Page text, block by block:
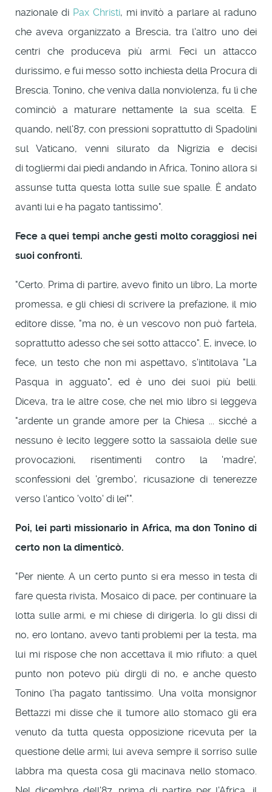
nazionale di Pax Christi, mi invitò a parlare al raduno
che aveva organizzato a Brescia, tra l'altro uno dei
centri che produceva più armi. Feci un attacco
durissimo, e fui messo sotto inchiesta della Procura di
Brescia. Tonino, che veniva dalla nonviolenza, fu lì che
cominciò a maturare nettamente la sua scelta. E
quando, nell'87, con pressioni soprattutto di Spadolini
sul Vaticano, venni silurato da Nigrizia e decisi
di togliermi dai piedi andando in Africa, Tonino allora si
assunse tutta questa lotta sulle sue spalle. È andato
avanti lui e ha pagato tantissimo".
Fece a quei tempi anche gesti molto coraggiosi nei
suoi confronti.
"Certo. Prima di partire, avevo finito un libro, La morte
promessa, e gli chiesi di scrivere la prefazione, il mio
editore disse, "ma no, è un vescovo non può fartela,
soprattutto adesso che sei sotto attacco". E, invece, lo
fece, un testo che non mi aspettavo, s'intitolava "La
Pasqua in agguato", ed è uno dei suoi più belli.
Diceva, tra le altre cose, che nel mio libro si leggeva
"ardente un grande amore per la Chiesa ... sicché a
nessuno è lecito leggere sotto la sassaiola delle sue
provocazioni, risentimenti contro la 'madre',
sconfessioni del 'grembo', ricusazione di tenerezze
verso l'antico 'volto' di lei"".
Poi, lei partì missionario in Africa, ma don Tonino di
certo non la dimenticò.
"Per niente. A un certo punto si era messo in testa di
fare questa rivista, Mosaico di pace, per continuare la
lotta sulle armi, e mi chiese di dirigerla. Io gli dissi di
no, ero lontano, avevo tanti problemi per la testa, ma
lui mi rispose che non accettava il mio rifiuto: a quel
punto non potevo più dirgli di no, e anche questo
Tonino l'ha pagato tantissimo. Una volta monsignor
Bettazzi mi disse che il tumore allo stomaco gli era
venuto da tutta questa opposizione ricevuta per la
questione delle armi; lui aveva sempre il sorriso sulle
labbra ma questa cosa gli macinava nello stomaco.